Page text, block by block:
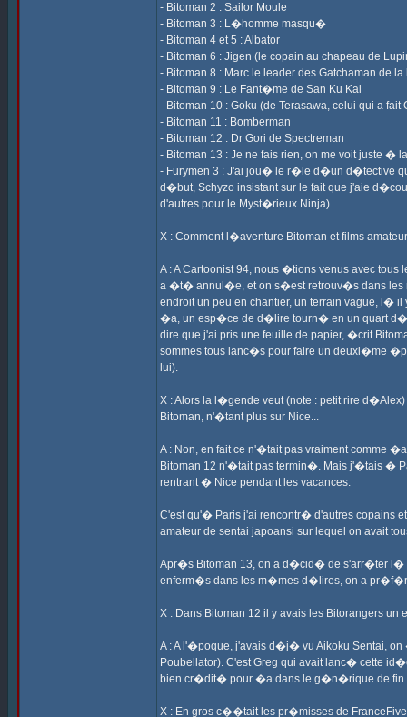
- Bitoman 2 : Sailor Moule
- Bitoman 3 : L�homme masqu�
- Bitoman 4 et 5 : Albator
- Bitoman 6 : Jigen (le copain au chapeau de
- Bitoman 8 : Marc le leader des Gatchaman de
- Bitoman 9 : Le Fant�me de San Ku Kai
- Bitoman 10 : Goku (de Terasawa, celui qui a fait
- Bitoman 11 : Bomberman
- Bitoman 12 : Dr Gori de Spectreman
- Bitoman 13 : Je ne fais rien, on me voit juste
- Furymen 3 : J'ai jou� le r�le d�un d�tective
d�but, Schyzo insistant sur le fait que j'aie
d'autres pour le Myst�rieux Ninja)
X : Comment l�aventure Bitoman et films
A : A Cartoonist 94, nous �tions venus avec tous
a �t� annul�e, et on s�est retrouv�s dans les
endroit un peu en chantier, un terrain vague, l�
�a, un esp�ce de d�lire tourn� en un quart
dire que j'ai pris une feuille de papier, �crit
sommes tous lanc�s pour faire un deuxi�me
lui).
X : Alors la l�gende veut (note : petit rire
Bitoman, n'�tant plus sur Nice...
A : Non, en fait ce n'�tait pas vraiment comme
Bitoman 12 n'�tait pas termin�. Mais j'�tais �
rentrant � Nice pendant les vacances.
C'est qu'� Paris j'ai rencontr� d'autres copains
amateur de sentai japoansi sur lequel on avait
Apr�s Bitoman 13, on a d�cid� de s'arr�ter l�
enferm�s dans les m�mes d�lires, on a
X : Dans Bitoman 12 il y avais les Bitorangers
A : A l'�poque, j'avais d�j� vu Aikoku Sentai,
Poubellator). C'est Greg qui avait lanc� cette
bien cr�dit� pour �a dans le g�n�rique de fin
X : En gros c��tait les pr�misses de FranceFive